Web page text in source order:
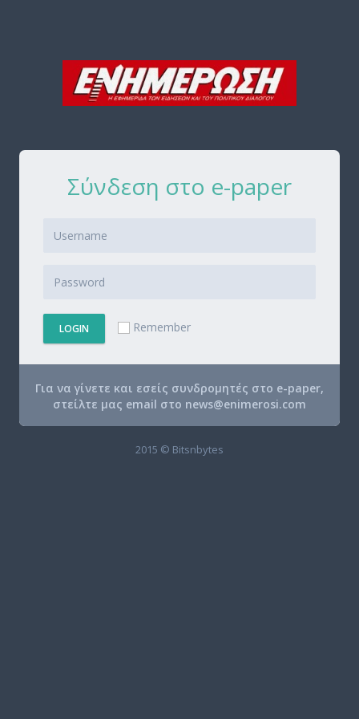
Σύνδεση στο e-paper
LOGIN Remember
Για να γίνετε και εσείς συνδρομητές στο e-paper,
στείλτε μας email στο news@enimerosi.com
2015 © Bitsnbytes